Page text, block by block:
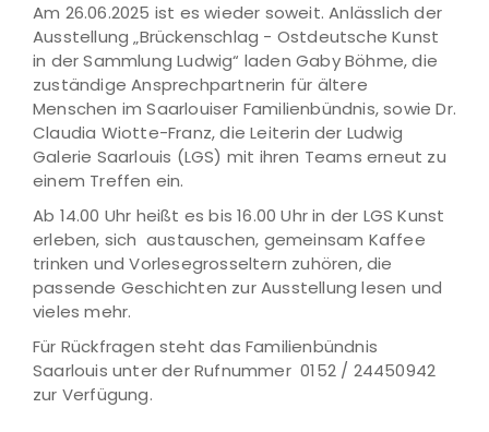
Am 26.06.2025 ist es wieder soweit. Anlässlich der
Ausstellung „Brückenschlag - Ostdeutsche Kunst
in der Sammlung Ludwig“ laden Gaby Böhme, die
zuständige Ansprechpartnerin für ältere
Menschen im Saarlouiser Familienbündnis, sowie Dr.
Claudia Wiotte-Franz, die Leiterin der Ludwig
Galerie Saarlouis (LGS) mit ihren Teams erneut zu
einem Treffen ein.
Ab 14.00 Uhr heißt es bis 16.00 Uhr in der LGS Kunst
erleben, sich austauschen, gemeinsam Kaffee
trinken und Vorlesegrosseltern zuhören, die
passende Geschichten zur Ausstellung lesen und
vieles mehr.
Für Rückfragen steht das Familienbündnis
Saarlouis unter der Rufnummer 0152 / 24450942
zur Verfügung.